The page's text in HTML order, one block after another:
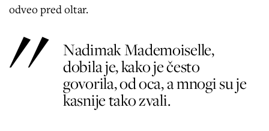
odveo pred oltar.
Nadimak Mademoiselle,
dobila je, kako je često
govorila, od oca, a mnogi su je
kasnije tako zvali.